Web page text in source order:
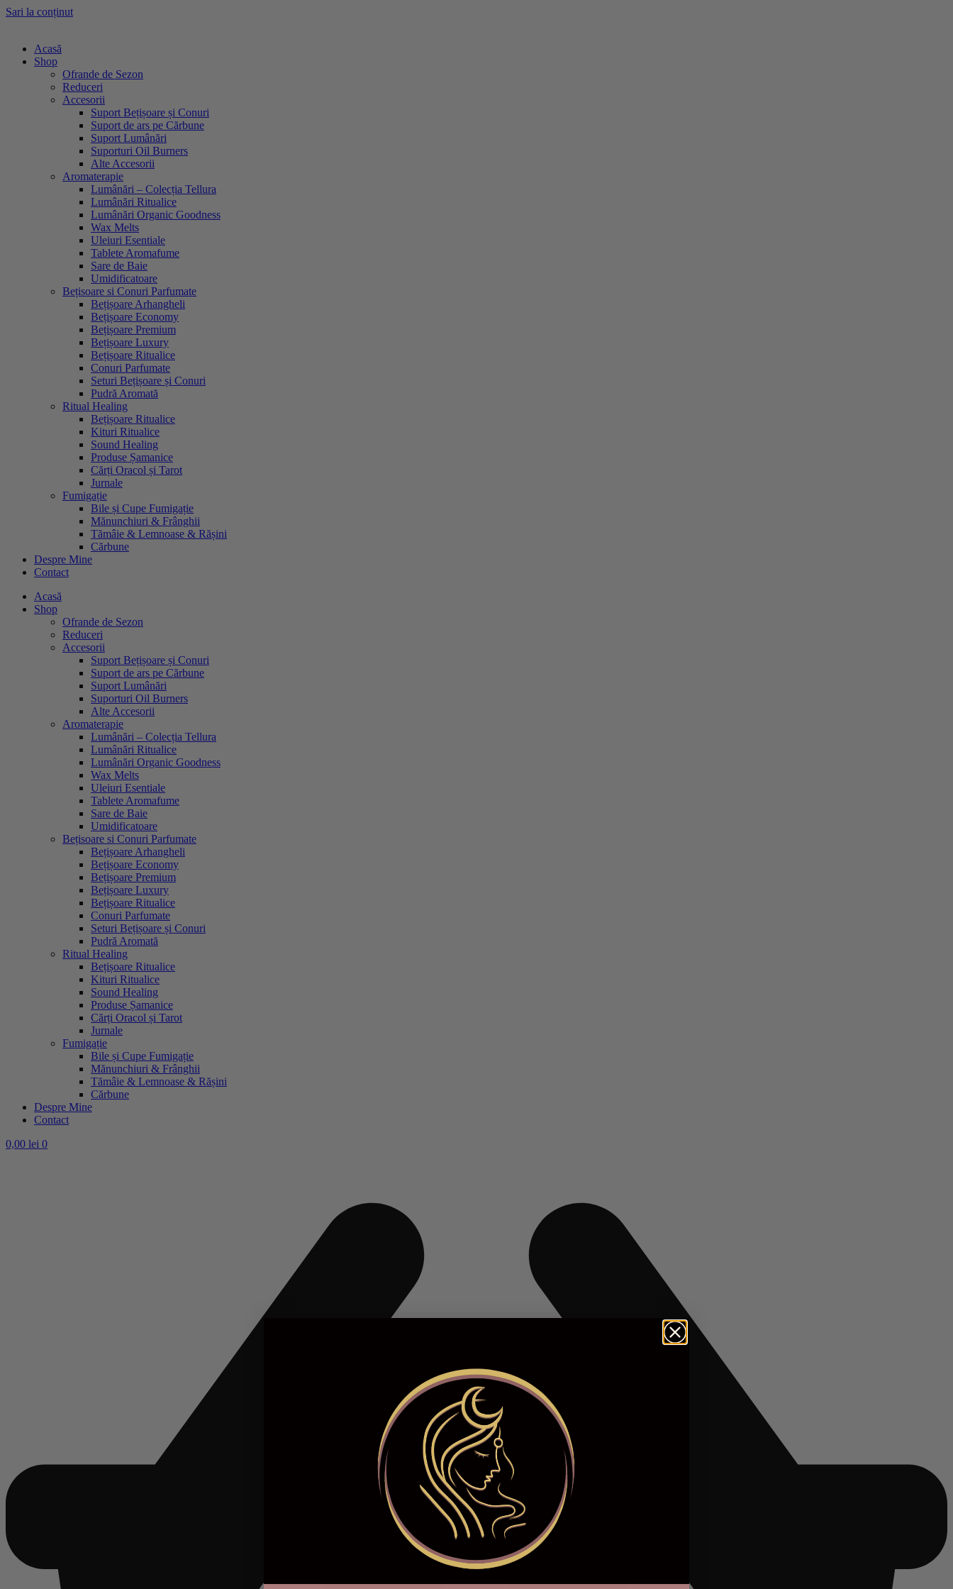
Sari la conținut
Acasă
Shop
Ofrande de Sezon
Reduceri
Accesorii
Suport Bețișoare și Conuri
Suport de ars pe Cărbune
Suport Lumânări
Suporturi Oil Burners
Alte Accesorii
Aromaterapie
Lumânări – Colecția Tellura
Lumânări Ritualice
Lumânări Organic Goodness
Wax Melts
Uleiuri Esentiale
Tablete Aromafume
Sare de Baie
Umidificatoare
Bețisoare si Conuri Parfumate
Bețișoare Arhangheli
Bețișoare Economy
Bețișoare Premium
Bețișoare Luxury
Bețișoare Ritualice
Conuri Parfumate
Seturi Bețișoare și Conuri
Pudră Aromată
Ritual Healing
Bețișoare Ritualice
Kituri Ritualice
Sound Healing
Produse Șamanice
Cărți Oracol și Tarot
Jurnale
Fumigație
Bile și Cupe Fumigație
Mănunchiuri & Frânghii
Tămâie & Lemnoase & Rășini
Cărbune
Despre Mine
Contact
Acasă
Shop
Ofrande de Sezon
Reduceri
Accesorii
Suport Bețișoare și Conuri
Suport de ars pe Cărbune
Suport Lumânări
Suporturi Oil Burners
Alte Accesorii
Aromaterapie
Lumânări – Colecția Tellura
Lumânări Ritualice
Lumânări Organic Goodness
Wax Melts
Uleiuri Esentiale
Tablete Aromafume
Sare de Baie
Umidificatoare
Bețisoare si Conuri Parfumate
Bețișoare Arhangheli
Bețișoare Economy
Bețișoare Premium
Bețișoare Luxury
Bețișoare Ritualice
Conuri Parfumate
Seturi Bețișoare și Conuri
Pudră Aromată
Ritual Healing
Bețișoare Ritualice
Kituri Ritualice
Sound Healing
Produse Șamanice
Cărți Oracol și Tarot
Jurnale
Fumigație
Bile și Cupe Fumigație
Mănunchiuri & Frânghii
Tămâie & Lemnoase & Rășini
Cărbune
Despre Mine
Contact
0,00 lei 0